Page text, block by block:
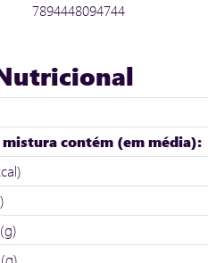
7894448094744
mistura contém (em média):